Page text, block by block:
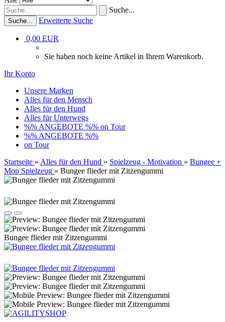
Suche...
Suche... Erweiterte Suche
0,00 EUR
Sie haben noch keine Artikel in Ihrem Warenkorb.
Ihr Konto
Unsere Marken
Alles für den Mensch
Alles für den Hund
Alles für Unterwegs
%% ANGEBOTE %% on Tour
%% ANGEBOTE %%
on Tour
Startseite » Alles für den Hund » Spielzeug - Motivation » Bungee +
Mop Spielzeug » Bungee flieder mit Zitzengummi
Bungee flieder mit Zitzengummi